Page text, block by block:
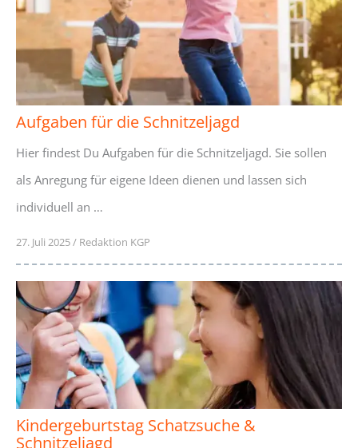
Aufgaben für die Schnitzeljagd
Hier findest Du Aufgaben für die Schnitzeljagd. Sie sollen
als Anregung für eigene Ideen dienen und lassen sich
individuell an …
27. Juli 2025/ Redaktion KGP
Kindergeburtstag Schatzsuche &
Schnitzeljagd